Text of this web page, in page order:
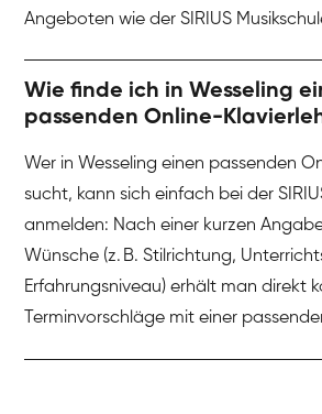
Angeboten wie der SIRIUS
Wie finde ich in Wesseling
passenden Online-
Wer in Wesseling einen passenden
sucht, kann sich einfach bei der
anmelden: Nach einer kurzen
Wünsche (z. B. Stilrichtung,
Erfahrungsniveau) erhält man direkt
Terminvorschläge mit einer